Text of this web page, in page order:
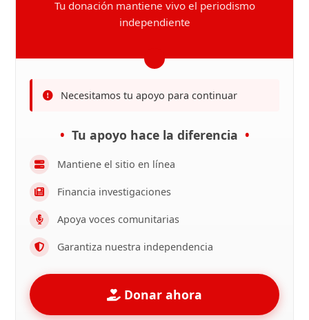
Tu donación mantiene vivo el periodismo
independiente
Necesitamos tu apoyo para continuar
Tu apoyo hace la diferencia
Mantiene el sitio en línea
Financia investigaciones
Apoya voces comunitarias
Garantiza nuestra independencia
Donar ahora